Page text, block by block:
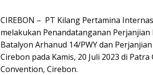
CIREBON – PT Kilang Pertamina
melakukan Penandatanganan
Batalyon Arhanud 14/PWY dan
Cirebon pada Kamis, 20 Juli 2023 di
Convention, Cirebon.